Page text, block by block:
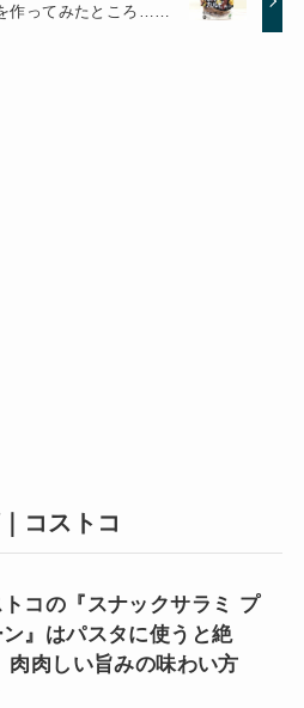
作ってみたところ……
コストコ
トコの『スナックサラミ プ
ン』はパスタに使うと絶
肉肉しい旨みの味わい方